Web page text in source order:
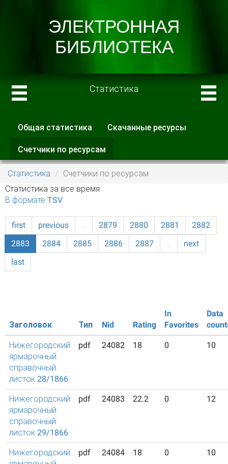
Статистика
Главные вкладки
Общая статистика Скачанные ресурсы
Счетчики по ресурсам
вкладка)
Статистика
Счетчики по ресурсам
Статистика за все время
В формате TSV
first previous … 2879 2880 2881
2882
2883
2884 2885 2886 2887 …
next
last
Заголовок Тип Nid Rating
In
Favorites
Data
Нижегородский
ярмарочный
справочный
листок 28/1866
pdf 24082 18 0 10
Нижегородский
ярмарочный
справочный
листок 29/1866
pdf 24083 22.2 0 12
Нижегородский
pdf 24084 18 0 10